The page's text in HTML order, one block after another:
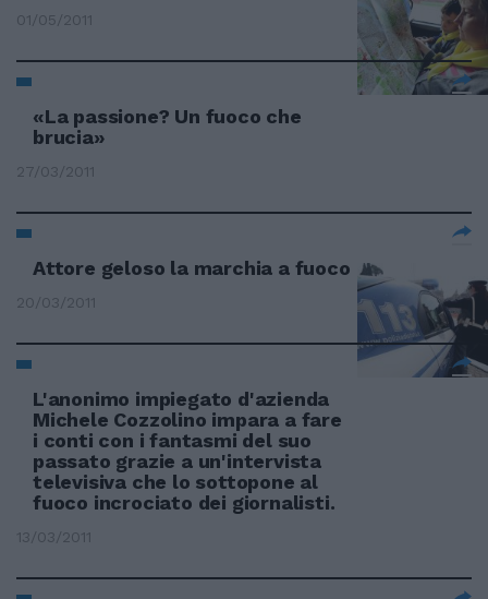
01/05/2011
«La passione? Un fuoco che
brucia»
27/03/2011
Attore geloso la marchia a fuoco
20/03/2011
L'anonimo impiegato d'azienda
Michele Cozzolino impara a fare
i conti con i fantasmi del suo
passato grazie a un'intervista
televisiva che lo sottopone al
fuoco incrociato dei giornalisti.
13/03/2011